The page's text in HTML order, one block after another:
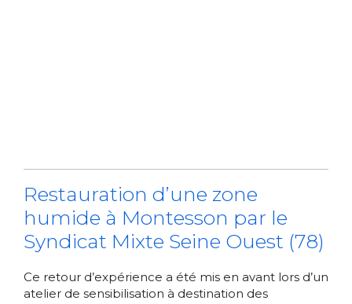
Restauration d’une zone
humide à Montesson par le
Syndicat Mixte Seine Ouest (78)
Ce retour d’expérience a été mis en avant lors d’un
atelier de sensibilisation à destination des